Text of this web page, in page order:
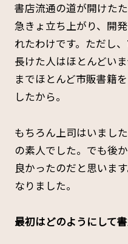
書店流通の道が開けた
急きょ立ち上がり、開
れたわけです。ただし
長けた人はほとんどい
までほとんど市販書籍
したから。
もちろん上司はいまし
の素人でした。でも後
良かったのだと思いま
なりました。
――最初はどのようにして